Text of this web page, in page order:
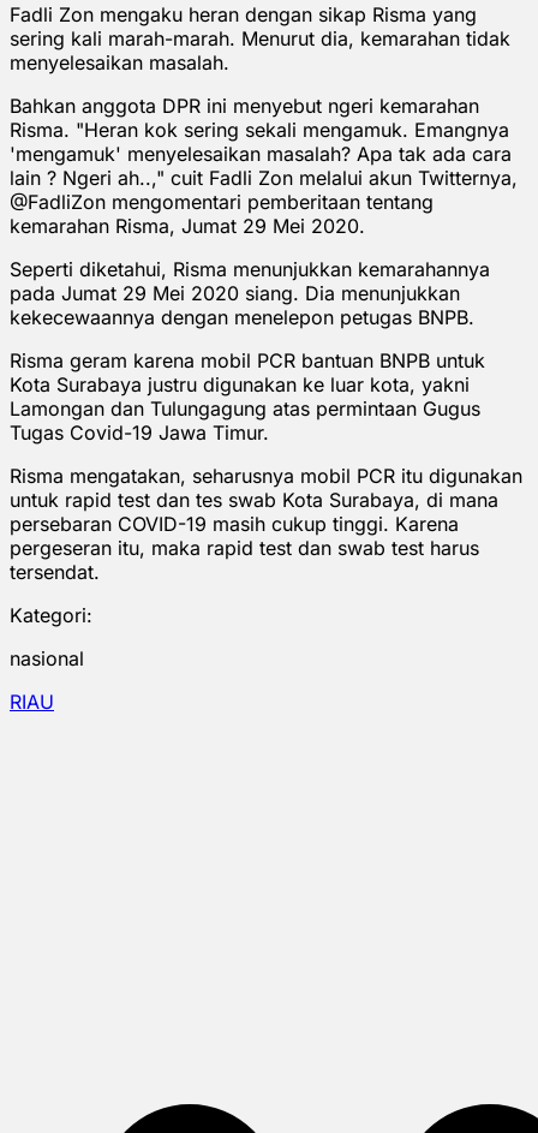
Fadli Zon mengaku heran dengan sikap Risma yang
sering kali marah-marah. Menurut dia, kemarahan tidak
menyelesaikan masalah.
Bahkan anggota DPR ini menyebut ngeri kemarahan
Risma. "Heran kok sering sekali mengamuk. Emangnya
'mengamuk' menyelesaikan masalah? Apa tak ada cara
lain ? Ngeri ah..," cuit Fadli Zon melalui akun Twitternya,
@FadliZon mengomentari pemberitaan tentang
kemarahan Risma, Jumat 29 Mei 2020.
Seperti diketahui, Risma menunjukkan kemarahannya
pada Jumat 29 Mei 2020 siang. Dia menunjukkan
kekecewaannya dengan menelepon petugas BNPB.
Risma geram karena mobil PCR bantuan BNPB untuk
Kota Surabaya justru digunakan ke luar kota, yakni
Lamongan dan Tulungagung atas permintaan Gugus
Tugas Covid-19 Jawa Timur.
Risma mengatakan, seharusnya mobil PCR itu digunakan
untuk rapid test dan tes swab Kota Surabaya, di mana
persebaran COVID-19 masih cukup tinggi. Karena
pergeseran itu, maka rapid test dan swab test harus
tersendat.
Kategori:
nasional
RIAU